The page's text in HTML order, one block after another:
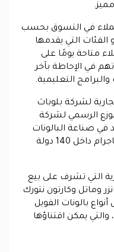
في التسوق بحسب
الفئات التي يقدمها
متاحة يومًا على
في الإحاطة بآخر
التعليمية.
لشركة بلوباث
الرسمي لشركة
في صناعة البالونات
الرقيقة؛ حيث تقوم بتوزيع بالونات أناجرام داخل 140 دولة
التي تشرف على بيع
وماتل وكارتون نتورك
بالونات الفويل
يمكن اقتناؤها